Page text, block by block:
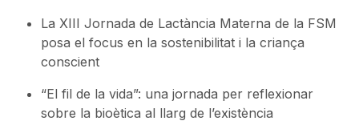
La XIII Jornada de Lactància Materna de la FSM
posa el focus en la sostenibilitat i la criança
conscient
“El fil de la vida”: una jornada per reflexionar
sobre la bioètica al llarg de l’existència